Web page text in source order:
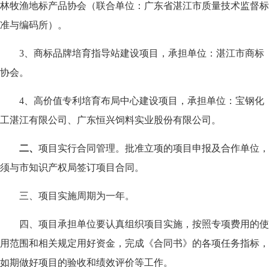
林牧渔地标产品协会（联合单位：广东省湛江市质量技术监督标
准与编码所）。
3、商标品牌培育指导站建设项目，承担单位：湛江市商标
协会。
4、高价值专利培育布局中心建设项目，承担单位：宝钢化
工湛江有限公司、广东恒兴饲料实业股份有限公司。
二、 项目实行合同管理。批准立项的项目申报及合作单位，
须与市知识产权局签订项目合同。
三、项目实施周期为一年。
四、项目承担单位要认真组织项目实施，按照专项费用的使
用范围和相关规定用好资金，完成《合同书》的各项任务指标，
如期做好项目的验收和绩效评价等工作。